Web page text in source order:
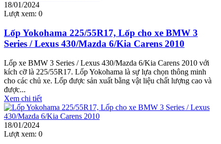
18/01/2024
Lượt xem: 0
Lốp Yokohama 225/55R17, Lốp cho xe BMW 3
Series / Lexus 430/Mazda 6/Kia Carens 2010
Lốp xe BMW 3 Series / Lexus 430/Mazda 6/Kia Carens 2010 với
kích cỡ là 225/55R17. Lốp Yokohama là sự lựa chọn thông minh
cho các chủ xe. Lốp được sản xuất bằng vật liệu chất lượng cao và
được...
Xem chi tiết
18/01/2024
Lượt xem: 0